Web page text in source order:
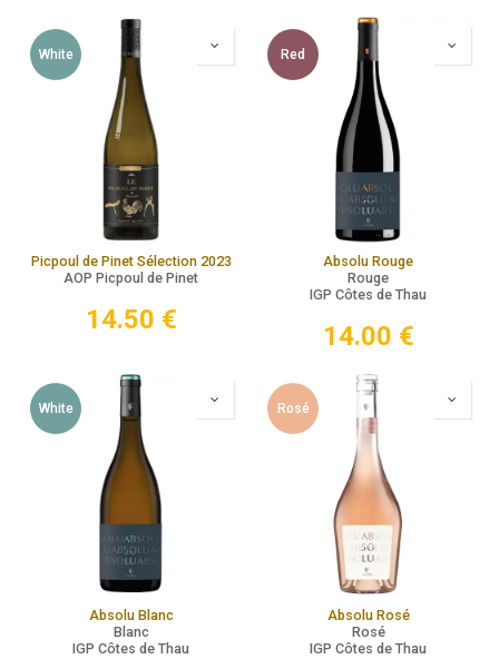
White
Picpoul de Pinet Sélection 2023
AOP Picpoul de Pinet
14.50 €
Red
Absolu Rouge
Rouge
IGP Côtes de Thau
14.00 €
White
Absolu Blanc
Blanc
IGP Côtes de Thau
Rosé
Absolu Rosé
Rosé
IGP Côtes de Thau